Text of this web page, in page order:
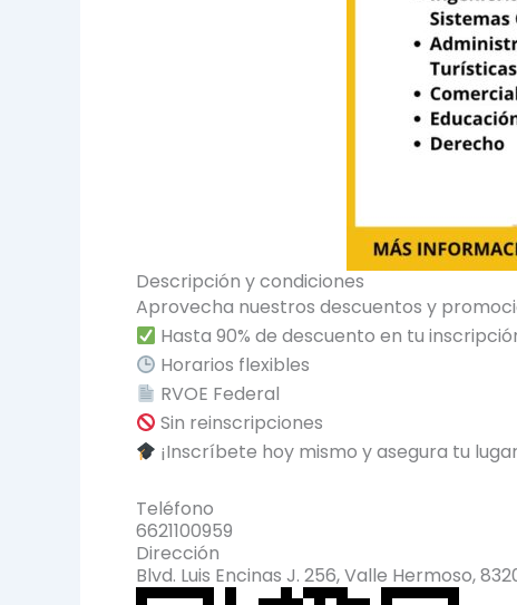
Descripción y condiciones
Aprovecha nuestros descuentos y
Hasta 90% de descuento en tu
Horarios flexibles
RVOE Federal
Sin reinscripciones
¡Inscríbete hoy mismo y asegura tu
Teléfono
6621100959
Dirección
Blvd. Luis Encinas J. 256, Valle Hermoso,